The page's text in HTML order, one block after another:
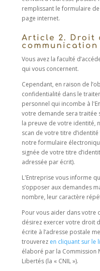
remplissant le formulaire
page internet.
Article 2. Droit
communication
Vous avez la faculté
qui vous concernent.
Cependant, en raison de
confidentialité dans le
personnel qui incombe à
votre demande sera traitée
la preuve de votre identité,
scan de votre titre
notre formulaire
signée de votre titre
adressée par écrit).
L'Entreprise vous informe
s’opposer aux demandes
nombre, leur caractère
Pour vous aider dans votre
désirez exercer votre droit
écrite à l’adresse postale
trouverez en cliquant sur le
élaboré par la Commission
Libertés (la « CNIL »).